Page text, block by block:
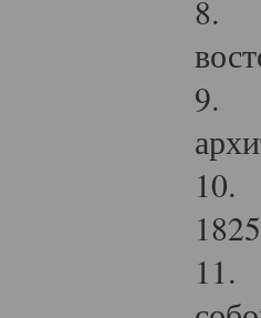
8.
9.
10.
11.